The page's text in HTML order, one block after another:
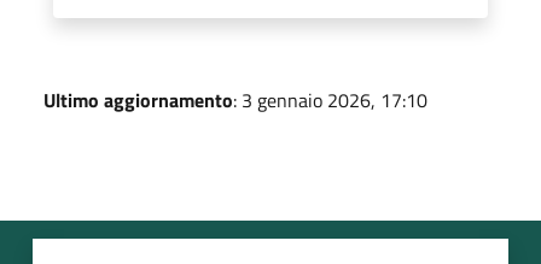
Ultimo aggiornamento: 3 gennaio 2026, 17:10